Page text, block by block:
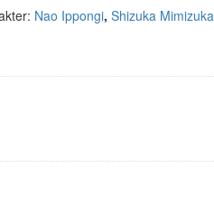
Nao Ippongi, Shizuka Mimizuka